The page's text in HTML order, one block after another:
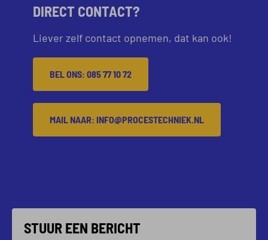
DIRECT CONTACT?
Liever zelf contact opnemen, dat kan ook!
BEL ONS: 085 77 10 72
MAIL NAAR: INFO@PROCESTECHNIEK.NL
STUUR EEN BERICHT